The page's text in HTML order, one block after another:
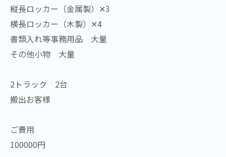
縦長ロッカー（金属製）✕3
横長ロッカー（木製）✕4
書類入れ等事務用品 大量
その他小物 大量
2トラック 2台
搬出お客様
ご費用
100000円